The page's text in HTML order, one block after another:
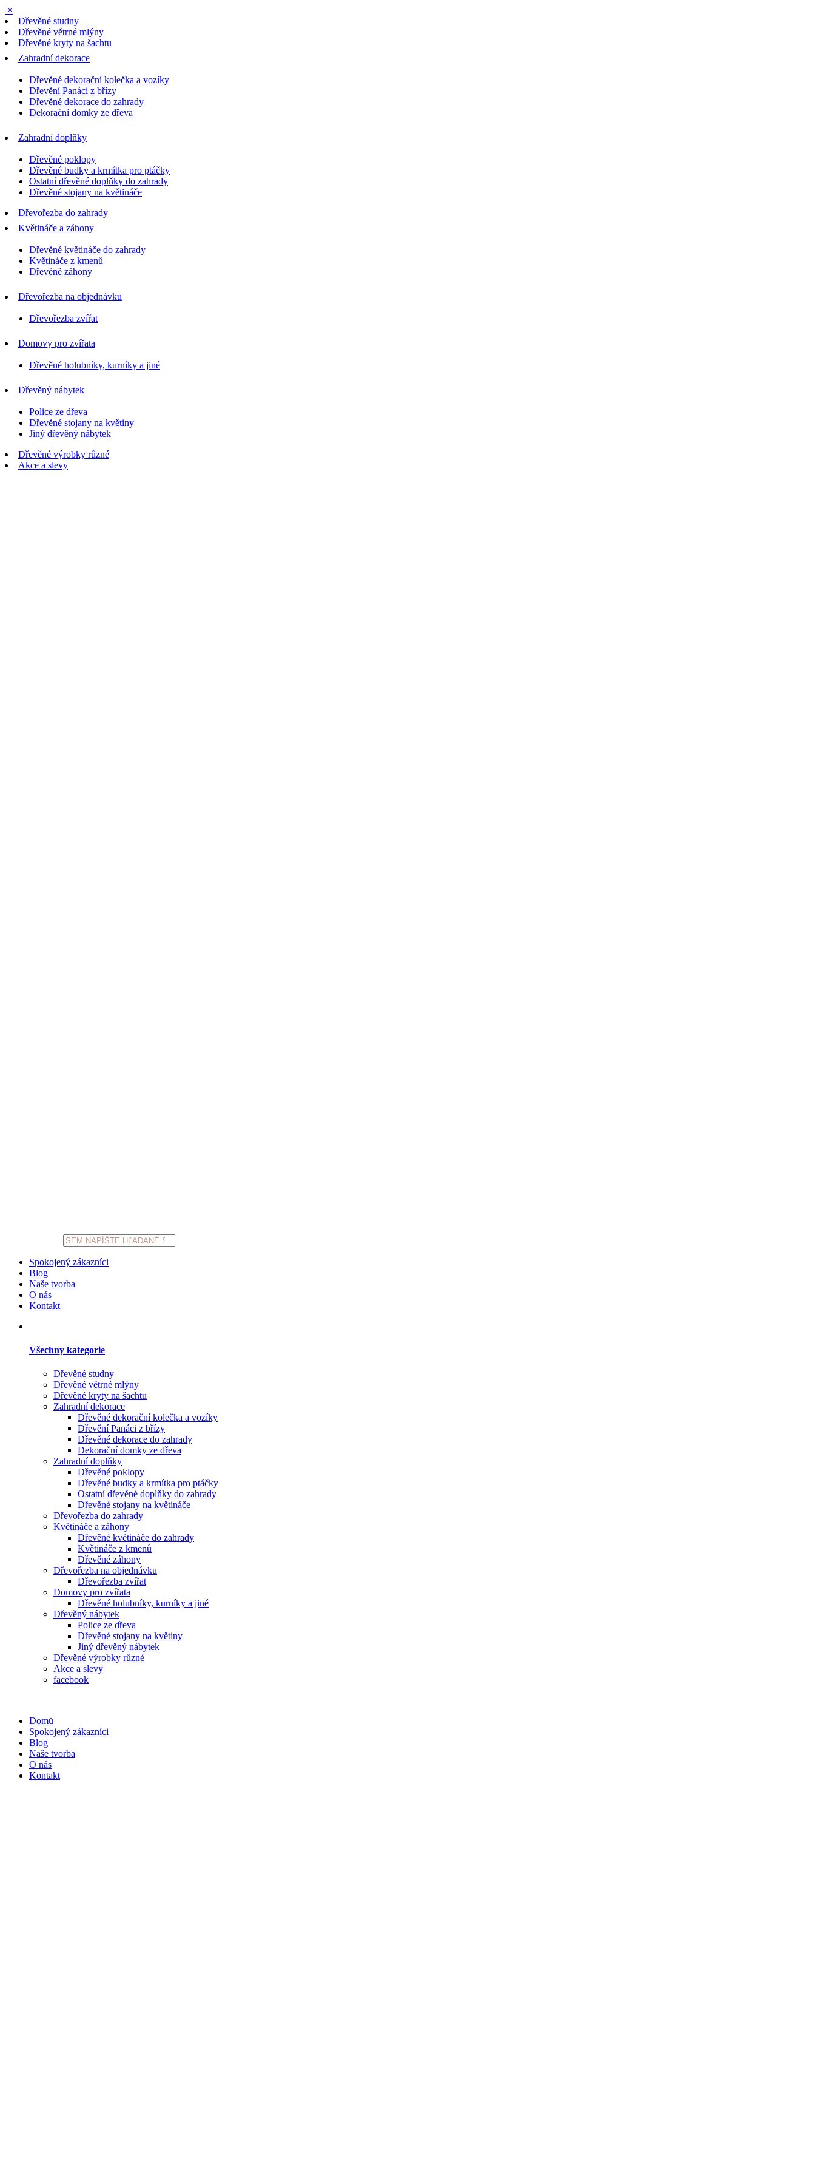
×
Dřevěné studny
Dřevěné větrné mlýny
Dřevěné kryty na šachtu
Zahradní dekorace
Dřevěné dekorační kolečka a vozíky
Dřevění Panáci z břízy
Dřevěné dekorace do zahrady
Dekorační domky ze dřeva
Zahradní doplňky
Dřevěné poklopy
Dřevěné budky a krmítka pro ptáčky
Ostatní dřevěné doplňky do zahrady
Dřevěné stojany na květináče
Dřevořezba do zahrady
Květináče a záhony
Dřevěné květináče do zahrady
Květináče z kmenů
Dřevěné záhony
Dřevořezba na objednávku
Dřevořezba zvířat
Domovy pro zvířata
Dřevěné holubníky, kurníky a jiné
Dřevěný nábytek
Police ze dřeva
Dřevěné stojany na květiny
Jiný dřevěný nábytek
Dřevěné výrobky různé
Akce a slevy
Products
search
Spokojený zákazníci
Blog
Naše tvorba
O nás
Kontakt
Všechny kategorie
Dřevěné studny
Dřevěné větrné mlýny
Dřevěné kryty na šachtu
Zahradní dekorace
Dřevěné dekorační kolečka a vozíky
Dřevění Panáci z břízy
Dřevěné dekorace do zahrady
Dekorační domky ze dřeva
Zahradní doplňky
Dřevěné poklopy
Dřevěné budky a krmítka pro ptáčky
Ostatní dřevěné doplňky do zahrady
Dřevěné stojany na květináče
Dřevořezba do zahrady
Květináče a záhony
Dřevěné květináče do zahrady
Květináče z kmenů
Dřevěné záhony
Dřevořezba na objednávku
Dřevořezba zvířat
Domovy pro zvířata
Dřevěné holubníky, kurníky a jiné
Dřevěný nábytek
Police ze dřeva
Dřevěné stojany na květiny
Jiný dřevěný nábytek
Dřevěné výrobky různé
Akce a slevy
facebook
Domů
Spokojený zákazníci
Blog
Naše tvorba
O nás
Kontakt